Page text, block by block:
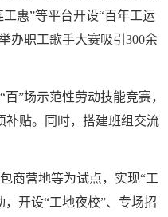
惠”等平台开设“百年工运
办职工歌手大赛吸引300余
”场示范性劳动技能竞赛，
补贴。同时，搭建班组交流
商营地等为试点，实现“工
开设“工地夜校”、专场招